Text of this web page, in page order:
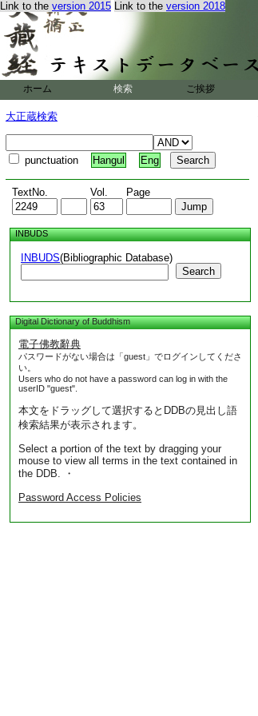
Link to the version 2015 Link to the version 2018
ホーム 検索 ご挨拶
大正蔵検索
punctuation Hangul Eng
TextNo. Vol. Page
INBUDS
INBUDS(Bibliographic Database)
Search
Digital Dictionary of Buddhism
電子佛教辭典
パスワードがない場合は「guest」でログインしてくださ
い。
Users who do not have a password can log in with the
userID "guest".
本文をドラッグして選択するとDDBの見出し語
検索結果が表示されます。
Select a portion of the text by dragging your
mouse to view all terms in the text contained in
the DDB. ・
Password Access Policies